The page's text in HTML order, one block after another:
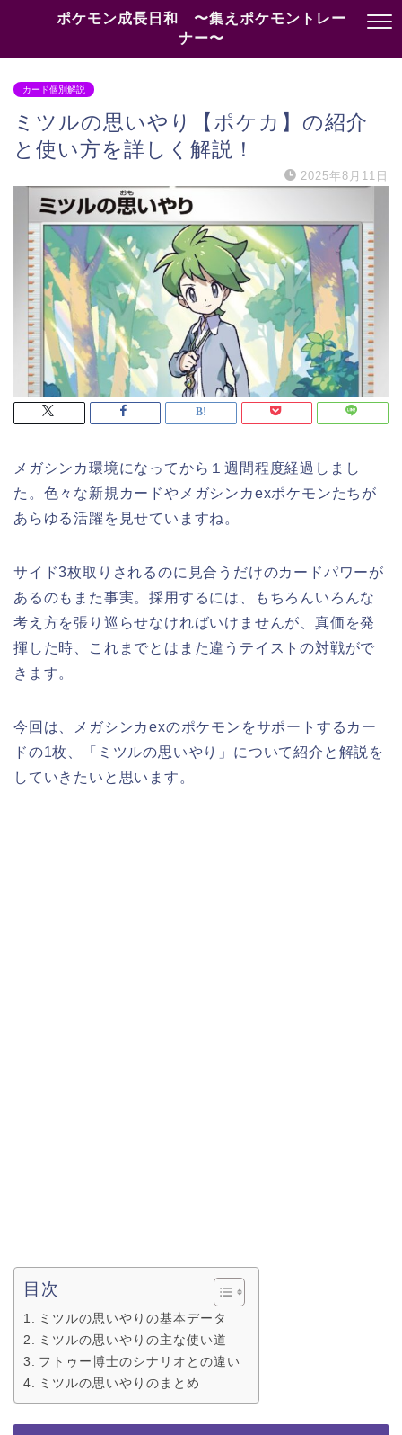
ポケモン成長日和 〜集えポケモントレー
ナー〜
カード個別解説
ミツルの思いやり【ポケカ】の紹介
と使い方を詳しく解説！
2025年8月11日
メガシンカ環境になってから１週間程度経過しまし
た。色々な新規カードやメガシンカexポケモンたちが
あらゆる活躍を見せていますね。
サイド3枚取りされるのに見合うだけのカードパワーが
あるのもまた事実。採用するには、もちろんいろんな
考え方を張り巡らせなければいけませんが、真価を発
揮した時、これまでとはまた違うテイストの対戦がで
きます。
今回は、メガシンカexのポケモンをサポートするカー
ドの1枚、「ミツルの思いやり」について紹介と解説を
していきたいと思います。
目次
ミツルの思いやりの基本データ
ミツルの思いやりの主な使い道
フトゥー博士のシナリオとの違い
ミツルの思いやりのまとめ